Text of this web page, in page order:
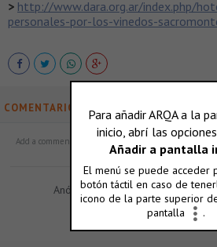
> http://www.dara.org.ar/index.php/
personales-por-los-vinedos-
COMENTARIOS
Anónimo:Como se llama el